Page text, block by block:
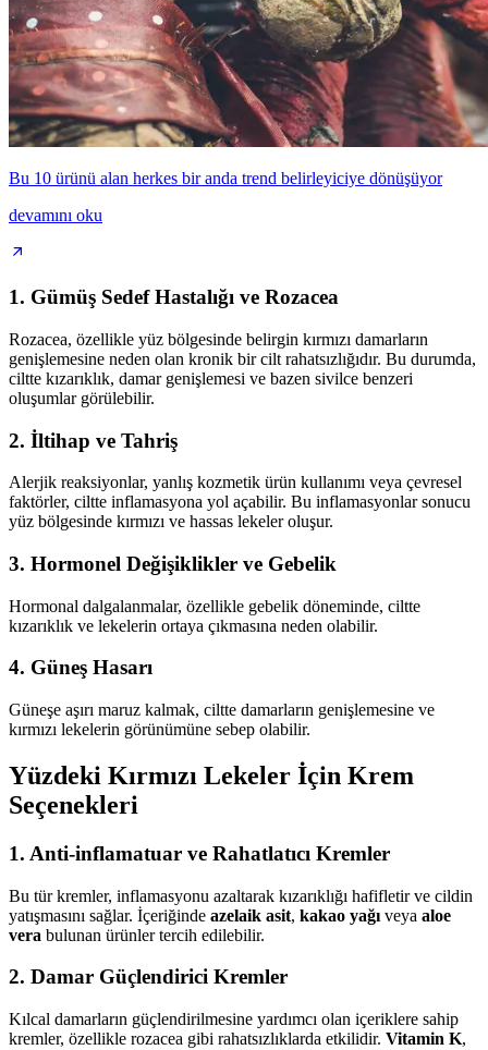
Bu 10 ürünü alan herkes bir anda trend belirleyiciye dönüşüyor
devamını oku
1. Gümüş Sedef Hastalığı ve Rozacea
Rozacea, özellikle yüz bölgesinde belirgin kırmızı damarların
genişlemesine neden olan kronik bir cilt rahatsızlığıdır. Bu durumda,
ciltte kızarıklık, damar genişlemesi ve bazen sivilce benzeri
oluşumlar görülebilir.
2. İltihap ve Tahriş
Alerjik reaksiyonlar, yanlış kozmetik ürün kullanımı veya çevresel
faktörler, ciltte inflamasyona yol açabilir. Bu inflamasyonlar sonucu
yüz bölgesinde kırmızı ve hassas lekeler oluşur.
3. Hormonel Değişiklikler ve Gebelik
Hormonal dalgalanmalar, özellikle gebelik döneminde, ciltte
kızarıklık ve lekelerin ortaya çıkmasına neden olabilir.
4. Güneş Hasarı
Güneşe aşırı maruz kalmak, ciltte damarların genişlemesine ve
kırmızı lekelerin görünümüne sebep olabilir.
Yüzdeki Kırmızı Lekeler İçin Krem
Seçenekleri
1. Anti-inflamatuar ve Rahatlatıcı Kremler
Bu tür kremler, inflamasyonu azaltarak kızarıklığı hafifletir ve cildin
yatışmasını sağlar. İçeriğinde azelaik asit, kakao yağı veya aloe
vera bulunan ürünler tercih edilebilir.
2. Damar Güçlendirici Kremler
Kılcal damarların güçlendirilmesine yardımcı olan içeriklere sahip
kremler, özellikle rozacea gibi rahatsızlıklarda etkilidir. Vitamin K,